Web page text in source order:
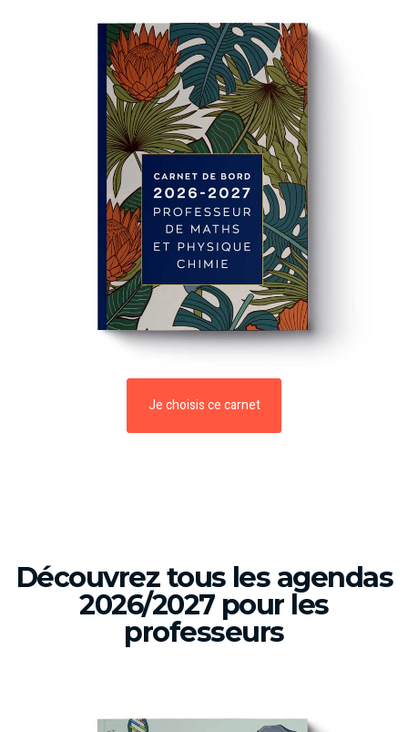
Je choisis ce carnet
Découvrez tous les agendas
2026/2027 pour les
professeurs